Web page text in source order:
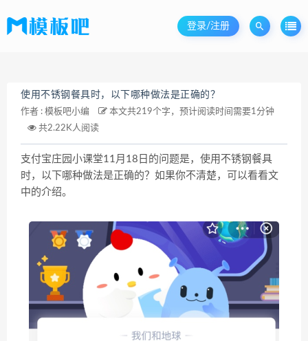
登录/注册
使用不锈钢餐具时，以下哪种做法是正确的？
作者 : 模板吧小编
本文共219个字，预计阅读时间需要1分钟
共2.22K人阅读
支付宝庄园小课堂11月18日的问题是，使用不锈钢餐具
时，以下哪种做法是正确的？如果你不清楚，可以看看文
中的介绍。